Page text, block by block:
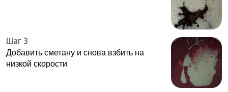
Шаг 3
Добавить сметану и снова взбить на
низкой скорости